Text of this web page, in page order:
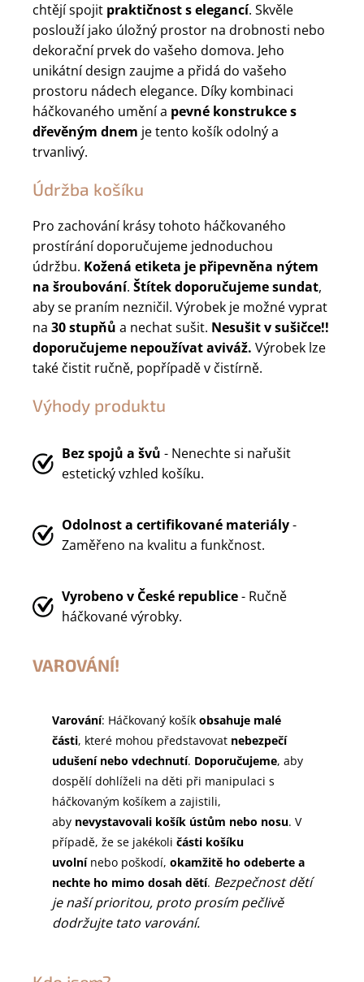
chtějí spojit praktičnost s elegancí. Skvěle
poslouží jako úložný prostor na drobnosti nebo
dekorační prvek do vašeho domova. Jeho
unikátní design zaujme a přidá do vašeho
prostoru nádech elegance. Díky kombinaci
háčkovaného umění a pevné konstrukce s
dřevěným dnem je tento košík odolný a
trvanlivý.
Údržba košíku
Pro zachování krásy tohoto háčkovaného
prostírání doporučujeme jednoduchou
údržbu. Kožená etiketa je připevněna nýtem
na šroubování. Štítek doporučujeme sundat,
aby se praním nezničil. Výrobek je možné vyprat
na 30 stupňů a nechat sušit. Nesušit v sušičce!!
doporučujeme nepoužívat aviváž. Výrobek lze
také čistit ručně, popřípadě v čistírně.
Výhody produktu
Bez spojů a švů - Nenechte si nařušit
estetický vzhled košíku.
Odolnost a certifikované materiály-
Zaměřeno na kvalitu a funkčnost.
Vyrobeno v České republice- Ručně
háčkované výrobky.
VAROVÁNÍ!
Varování: Háčkovaný košík obsahuje malé
části, které mohou představovat nebezpečí
udušení nebo vdechnutí. Doporučujeme, aby
dospělí dohlíželi na děti při manipulaci s
háčkovaným košíkem a zajistili,
aby nevystavovali košík ústům nebo nosu. V
případě, že se jakékoli části košíku
uvolní nebo poškodí, okamžitě ho odeberte a
nechte ho mimo dosah dětí. Bezpečnost dětí
je naší prioritou, proto prosím pečlivě
dodržujte tato varování.